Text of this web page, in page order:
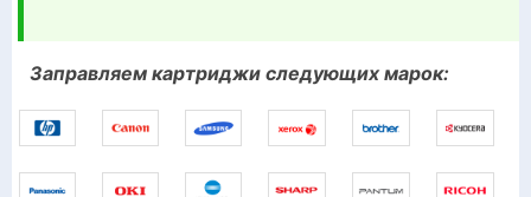
Заправляем картриджи следующих марок: